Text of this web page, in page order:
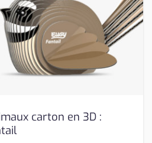
carton en 3D :